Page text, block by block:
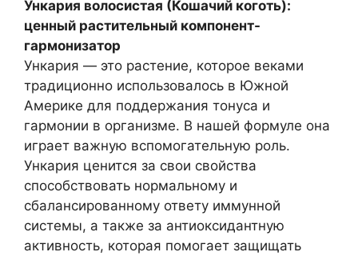
Ункария волосистая (Кошачий коготь):
ценный растительный компонент-
гармонизатор
Ункария — это растение, которое веками
традиционно использовалось в Южной
Америке для поддержания тонуса и
гармонии в организме. В нашей формуле она
играет важную вспомогательную роль.
Ункария ценится за свои свойства
способствовать нормальному и
сбалансированному ответу иммунной
системы, а также за антиоксидантную
активность, которая помогает защищать